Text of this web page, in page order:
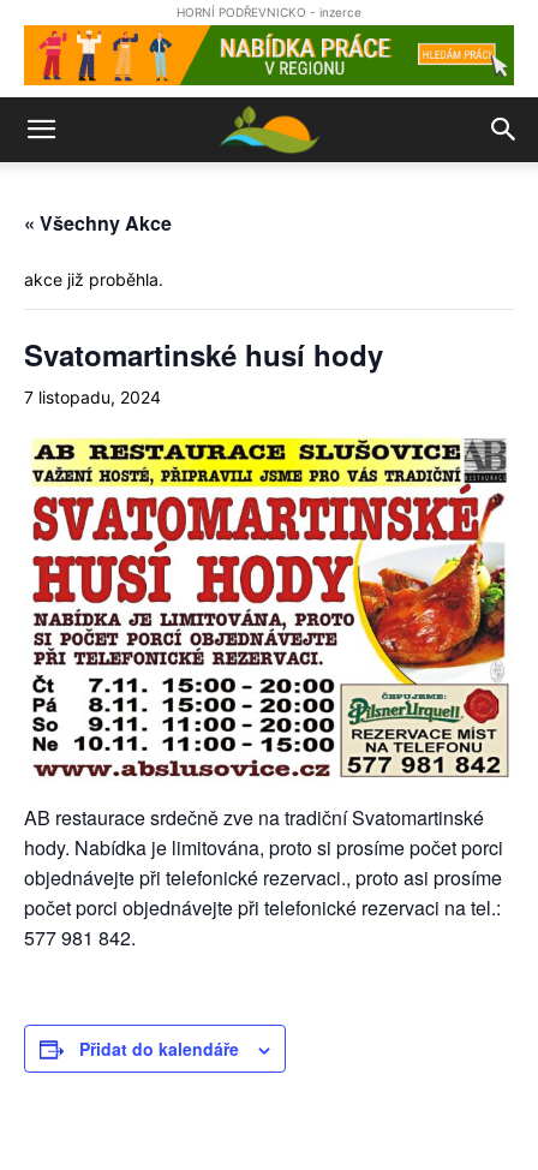
HORNÍ PODŘEVNICKO - inzerce
« Všechny Akce
akce již proběhla.
Svatomartinské husí hody
7 listopadu, 2024
AB restaurace srdečně zve na tradiční Svatomartinské
hody. Nabídka je limitována, proto si prosíme počet porci
objednávejte při telefonické rezervaci., proto asi prosíme
počet porci objednávejte při telefonické rezervaci na tel.:
577 981 842.
Přidat do kalendáře